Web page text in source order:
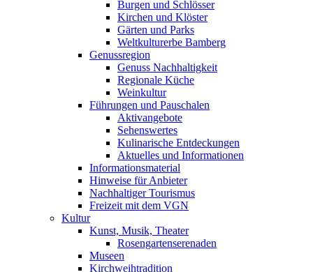
Burgen und Schlösser
Kirchen und Klöster
Gärten und Parks
Weltkulturerbe Bamberg
Genussregion
Genuss Nachhaltigkeit
Regionale Küche
Weinkultur
Führungen und Pauschalen
Aktivangebote
Sehenswertes
Kulinarische Entdeckungen
Aktuelles und Informationen
Informationsmaterial
Hinweise für Anbieter
Nachhaltiger Tourismus
Freizeit mit dem VGN
Kultur
Kunst, Musik, Theater
Rosengartenserenaden
Museen
Kirchweihtradition